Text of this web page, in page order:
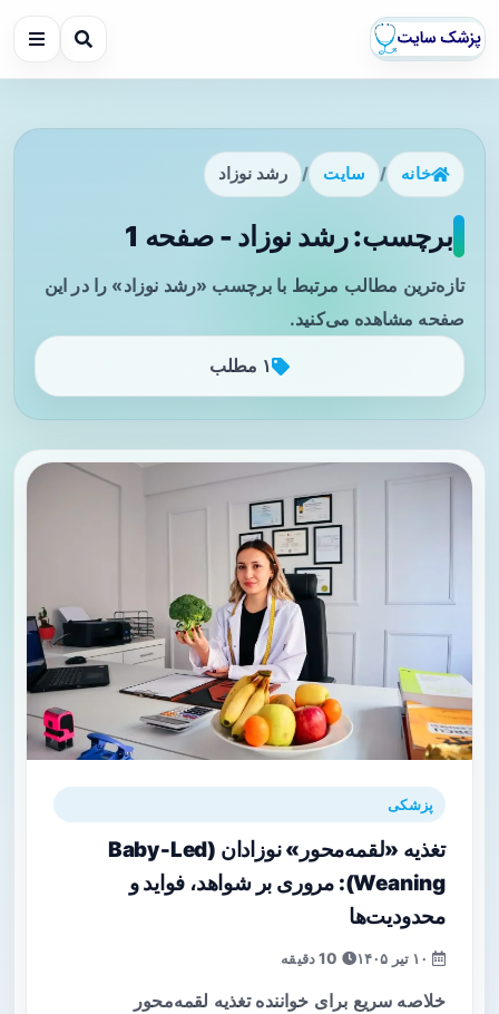
خانه / سایت / رشد نوزاد
برچسب: رشد نوزاد - صفحه 1
تازه‌ترین مطالب مرتبط با برچسب «رشد نوزاد» را در این
صفحه مشاهده می‌کنید.
۱ مطلب
پزشکی
تغذیه «لقمه‌محور» نوزادان (Baby‑Led
Weaning): مروری بر شواهد، فواید و
محدودیت‌ها
خلاصه سریع برای خواننده تغذیه لقمه‌محور